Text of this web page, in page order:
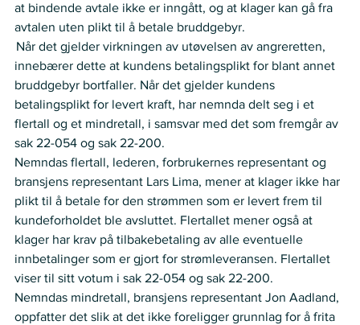
at bindende avtale ikke er inngått, og at klager kan gå fra
avtalen uten plikt til å betale bruddgebyr.
Når det gjelder virkningen av utøvelsen av angreretten,
innebærer dette at kundens betalingsplikt for blant annet
bruddgebyr bortfaller. Når det gjelder kundens
betalingsplikt for levert kraft, har nemnda delt seg i et
flertall og et mindretall, i samsvar med det som fremgår av
sak 22-054 og sak 22-200.
Nemndas flertall, lederen, forbrukernes representant og
bransjens representant Lars Lima, mener at klager ikke har
plikt til å betale for den strømmen som er levert frem til
kundeforholdet ble avsluttet. Flertallet mener også at
klager har krav på tilbakebetaling av alle eventuelle
innbetalinger som er gjort for strømleveransen. Flertallet
viser til sitt votum i sak 22-054 og sak 22-200.
Nemndas mindretall, bransjens representant Jon Aadland,
oppfatter det slik at det ikke foreligger grunnlag for å frita